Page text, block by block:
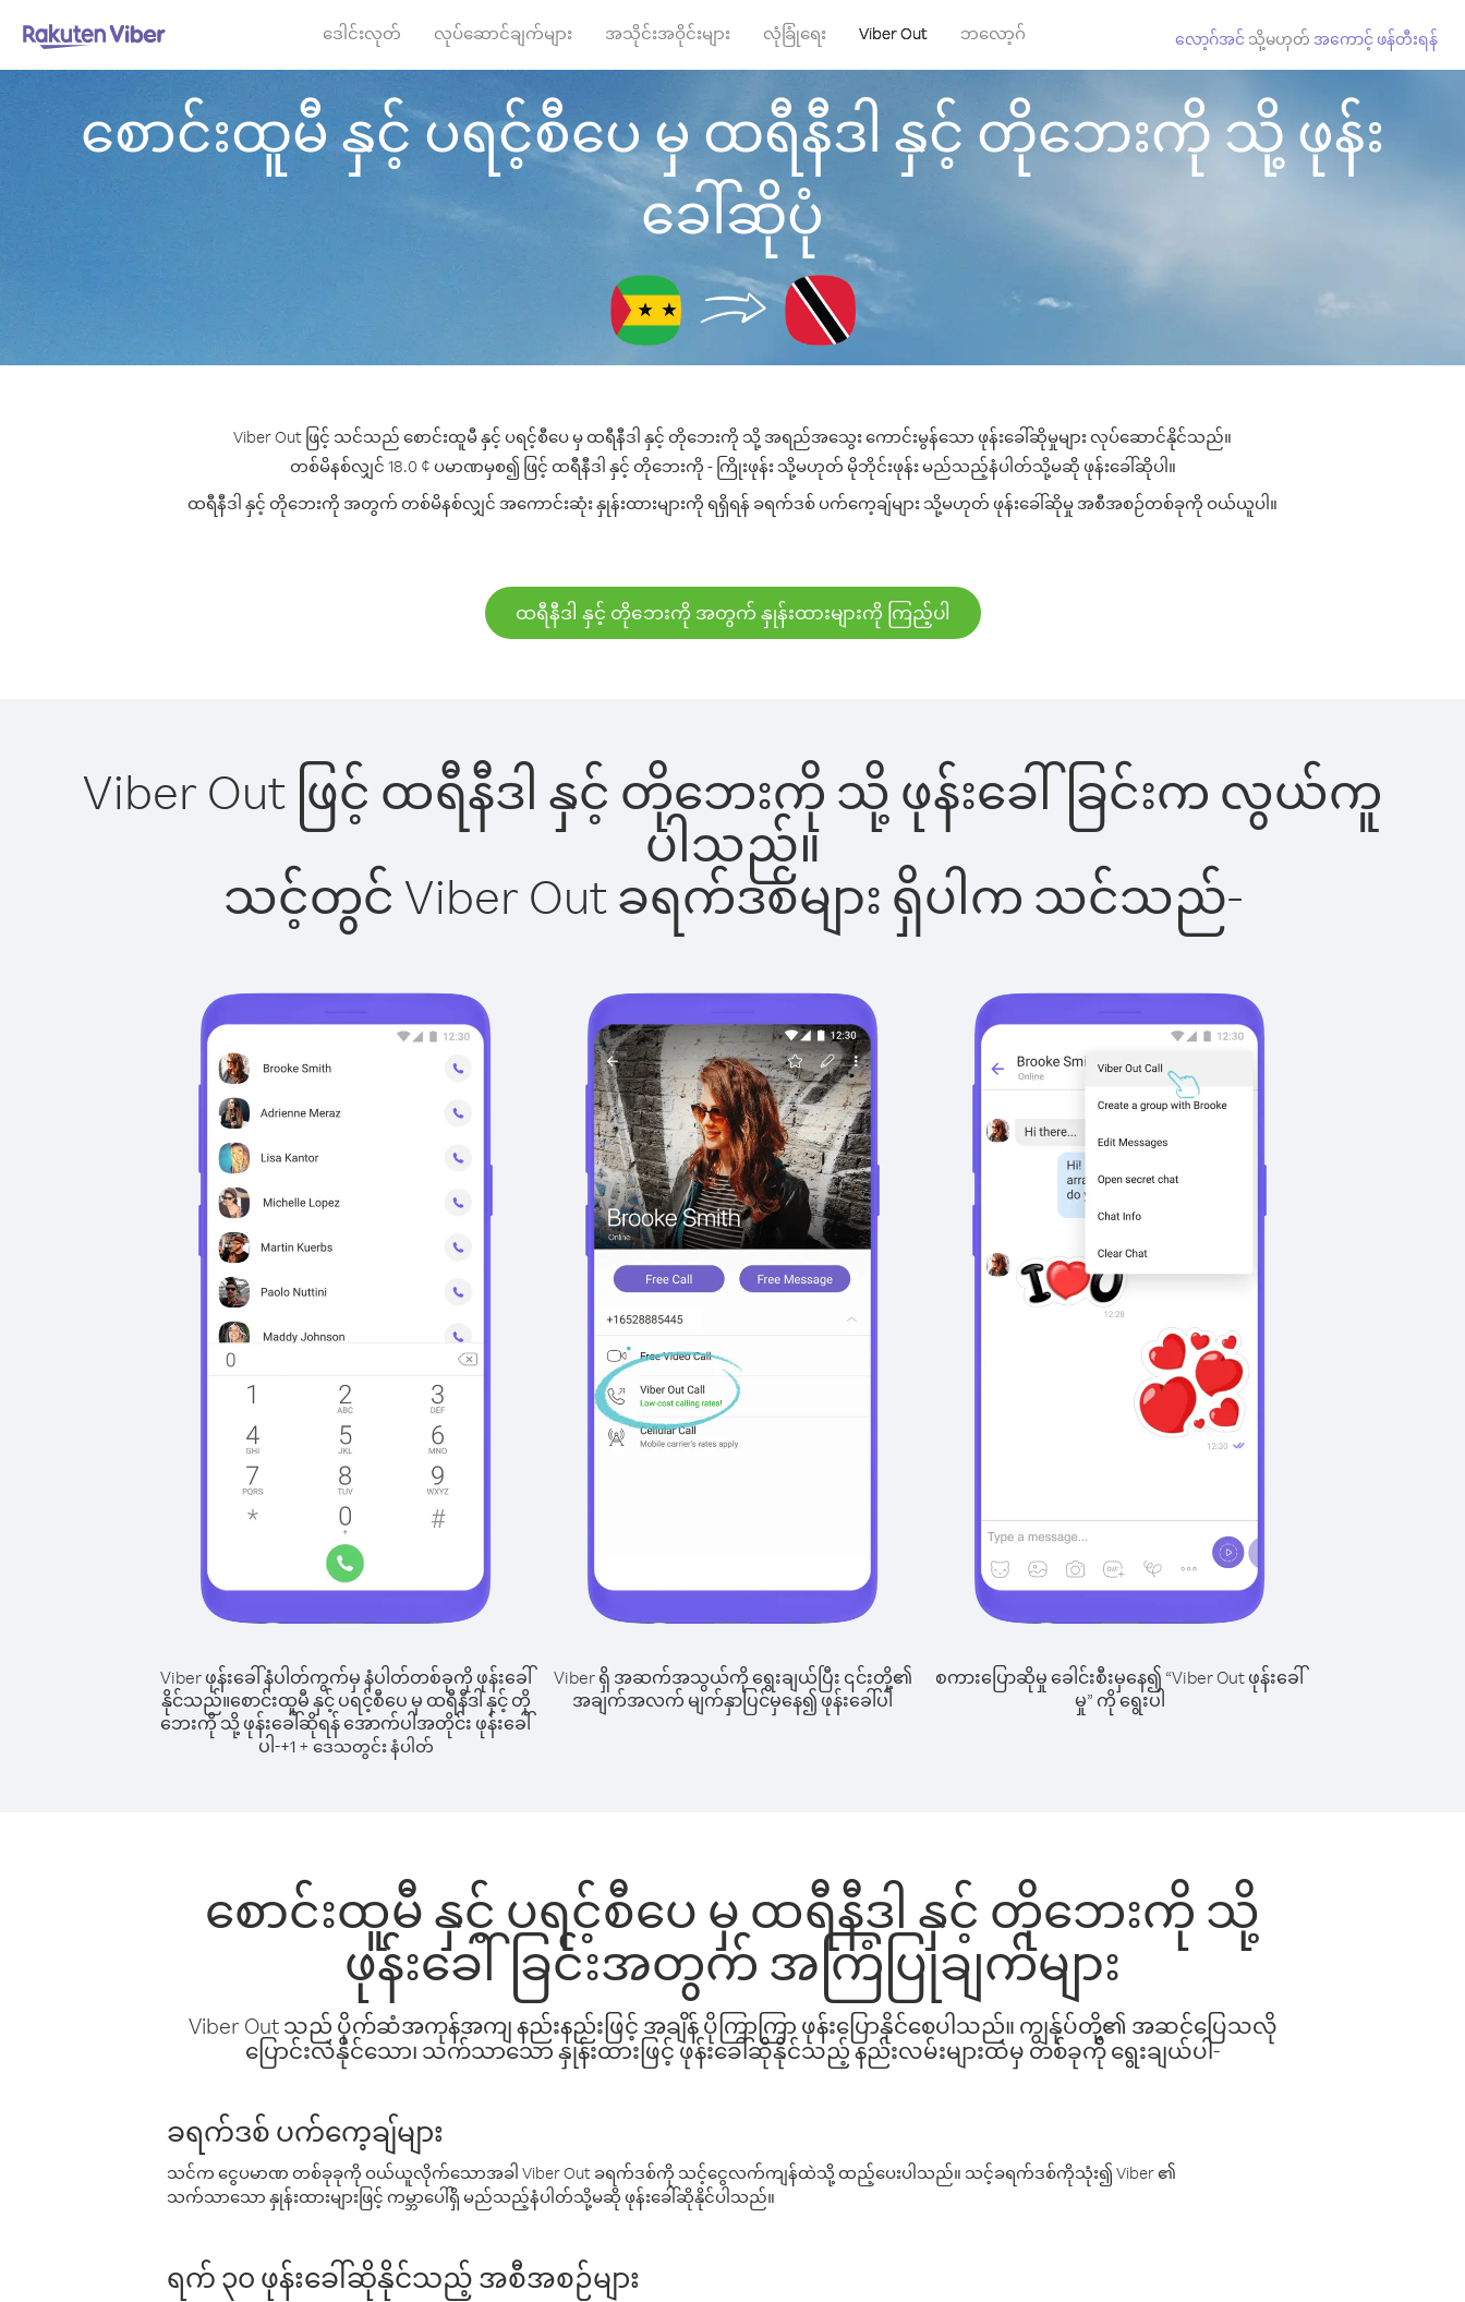
ဒေါင်းလုတ် လုပ်ဆောင်ချက်များ အသိုင်းအဝိုင်းများ လုံခြုံရေး Viber Out ဘလော့ဂ် လော့ဂ်အင် သို့မဟုတ် အကောင့် ဖန်တီးရန်
စောင်းထူမီ နှင့် ပရင့်စီပေ မှ ထရီနီဒါ နှင့် တိုဘေးကို သို့ ဖုန်း
ခေါ်ဆိုပုံ
Viber Out ဖြင့် သင်သည် စောင်းထူမီ နှင့် ပရင့်စီပေ မှ ထရီနီဒါ နှင့် တိုဘေးကို သို့ အရည်အသွေး ကောင်းမွန်သော ဖုန်းခေါ်ဆိုမှုများ လုပ်ဆောင်နိုင်သည်။
တစ်မိနစ်လျှင် 18.0 ¢ ပမာဏမှစ၍ ဖြင့် ထရီနီဒါ နှင့် တိုဘေးကို - ကြိုးဖုန်း သို့မဟုတ် မိုဘိုင်းဖုန်း မည်သည့်နံပါတ်သို့မဆို ဖုန်းခေါ်ဆိုပါ။
ထရီနီဒါ နှင့် တိုဘေးကို အတွက် တစ်မိနစ်လျှင် အကောင်းဆုံး နှုန်းထားများကို ရရှိရန် ခရက်ဒစ် ပက်ကေ့ချ်များ သို့မဟုတ် ဖုန်းခေါ်ဆိုမှု အစီအစဉ်တစ်ခုကို ဝယ်ယူပါ။
ထရီနီဒါ နှင့် တိုဘေးကို အတွက် နှုန်းထားများကို ကြည့်ပါ
Viber Out ဖြင့် ထရီနီဒါ နှင့် တိုဘေးကို သို့ ဖုန်းခေါ်ခြင်းက လွယ်ကူ
ပါသည်။
သင့်တွင် Viber Out ခရက်ဒစ်များ ရှိပါက သင်သည်-
Viber ဖုန်းခေါ်နံပါတ်ကွက်မှ နံပါတ်တစ်ခုကို ဖုန်းခေါ်
နိုင်သည်။စောင်းထူမီ နှင့် ပရင့်စီပေ မှ ထရီနီဒါ နှင့် တို
ဘေးကို သို့ ဖုန်းခေါ်ဆိုရန် အောက်ပါအတိုင်း ဖုန်းခေါ်
ပါ-+1+ဒေသတွင်း နံပါတ်
Viber ရှိ အဆက်အသွယ်ကို ရွေးချယ်ပြီး ၎င်းတို့၏
အချက်အလက် မျက်နှာပြင်မှနေ၍ ဖုန်းခေါ်ပါ
စကားပြောဆိုမှု ခေါင်းစီးမှနေ၍ “Viber Out ဖုန်းခေါ်
မှု” ကို ရွေးပါ
စောင်းထူမီ နှင့် ပရင့်စီပေ မှ ထရီနီဒါ နှင့် တိုဘေးကို သို့
ဖုန်းခေါ်ခြင်းအတွက် အကြံပြုချက်များ
Viber Out သည် ပိုက်ဆံအကုန်အကျ နည်းနည်းဖြင့် အချိန် ပိုကြာကြာ ဖုန်းပြောနိုင်စေပါသည်။ ကျွန်ုပ်တို့၏ အဆင်ပြေသလို
ပြောင်းလဲနိုင်သော၊ သက်သာသော နှုန်းထားဖြင့် ဖုန်းခေါ်ဆိုနိုင်သည့် နည်းလမ်းများထဲမှ တစ်ခုကို ရွေးချယ်ပါ-
ခရက်ဒစ် ပက်ကေ့ချ်များ
သင်က ငွေပမာဏ တစ်ခုခုကို ဝယ်ယူလိုက်သောအခါ Viber Out ခရက်ဒစ်ကို သင့်ငွေလက်ကျန်ထဲသို့ ထည့်ပေးပါသည်။ သင့်ခရက်ဒစ်ကိုသုံး၍ Viber ၏
သက်သာသော နှုန်းထားများဖြင့် ကမ္ဘာပေါ်ရှိ မည်သည့်နံပါတ်သို့မဆို ဖုန်းခေါ်ဆိုနိုင်ပါသည်။
ရက် ၃၀ ဖုန်းခေါ်ဆိုနိုင်သည့် အစီအစဉ်များ